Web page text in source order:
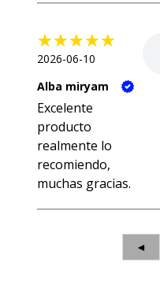
2026-06-10
Alba miryam
Excelente
producto
realmente lo
recomiendo,
muchas gracias.
◄